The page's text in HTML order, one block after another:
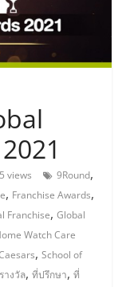
views 9Round,
, Franchise Awards,
Franchise,Global
Watch Care
,School of
างวัล,ที่ปรึกษา,ที่